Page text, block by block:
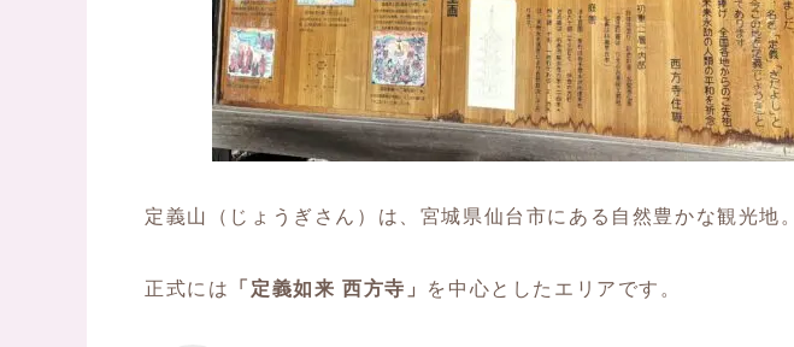
定義山（じょうぎさん）は、宮城県仙台市にある自然豊かな観光地。
正式には 「定義如来 西方寺」 を中心としたエリアです。